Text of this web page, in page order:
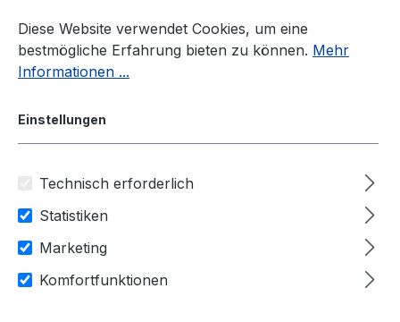
Zum Hauptinhalt springen
Industrie-PC Rugged-PC
Anwendungsbereiche
Maschinensteuerung
Diese Website verwendet Cookies, um eine
bestmögliche Erfahrung bieten zu können. Mehr
Informationen ...
Einstellungen
Technisch erforderlich
Statistiken
Marketing
Komfortfunktionen